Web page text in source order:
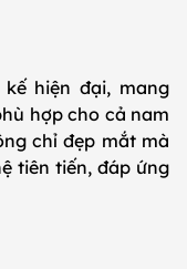
hiện đại, mang
hợp cho cả nam
chỉ đẹp mắt mà
tiên tiến, đáp ứng